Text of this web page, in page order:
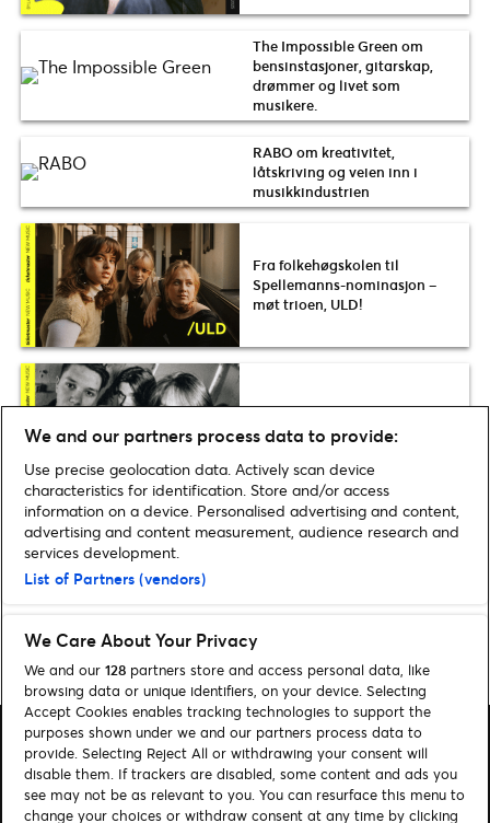
The Impossible Green om
bensinstasjoner, gitarskap,
drømmer og livet som
musikere.
RABO om kreativitet,
låtskriving og veien inn i
musikkindustrien
Fra folkehøgskolen til
Spellemanns-nominasjon –
møt trioen, ULD!
festivaler og det å spille live
Oppdag konserter på
Ticketmaster mens du
Søk
We and our partners process data to provide:
Use precise geolocation data. Actively scan device
characteristics for identification. Store and/or access
information on a device. Personalised advertising and content,
advertising and content measurement, audience research and
services development.
List of Partners (vendors)
We Care About Your Privacy
We and our 128 partners store and access personal data, like
browsing data or unique identifiers, on your device. Selecting
Accept Cookies enables tracking technologies to support the
purposes shown under we and our partners process data to
provide. Selecting Reject All or withdrawing your consent will
disable them. If trackers are disabled, some content and ads you
see may not be as relevant to you. You can resurface this menu to
change your choices or withdraw consent at any time by clicking